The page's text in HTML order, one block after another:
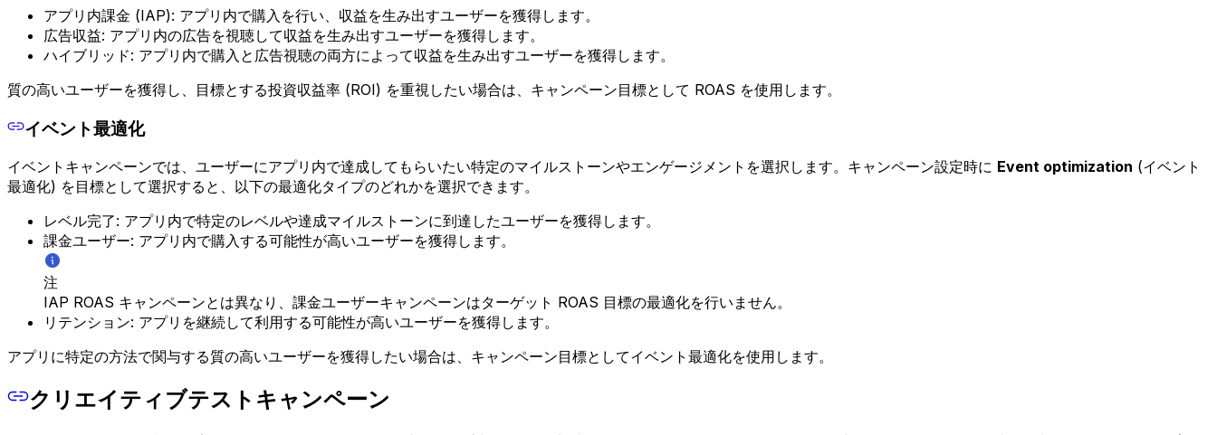
アプリ内課金 (IAP): アプリ内で購入を行い、収益を生み出すユーザーを獲得します。
広告収益: アプリ内の広告を視聴して収益を生み出すユーザーを獲得します。
ハイブリッド: アプリ内で購入と広告視聴の両方によって収益を生み出すユーザーを獲得します。
質の高いユーザーを獲得し、目標とする投資収益率 (ROI) を重視したい場合は、キャンペーン目標として ROAS を使用します。
イベント最適化
イベントキャンペーンでは、ユーザーにアプリ内で達成してもらいたい特定のマイルストーンやエンゲージメントを選択します。キャンペーン設定時に Event optimization (イベント
最適化) を目標として選択すると、以下の最適化タイプのどれかを選択できます。
レベル完了: アプリ内で特定のレベルや達成マイルストーンに到達したユーザーを獲得します。
課金ユーザー: アプリ内で購入する可能性が高いユーザーを獲得します。
注
IAP ROAS キャンペーンとは異なり、課金ユーザーキャンペーンはターゲット ROAS 目標の最適化を行いません。
リテンション: アプリを継続して利用する可能性が高いユーザーを獲得します。
アプリに特定の方法で関与する質の高いユーザーを獲得したい場合は、キャンペーン目標としてイベント最適化を使用します。
クリエイティブテストキャンペーン